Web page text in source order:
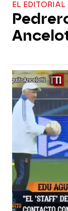
EL EDITORIAL